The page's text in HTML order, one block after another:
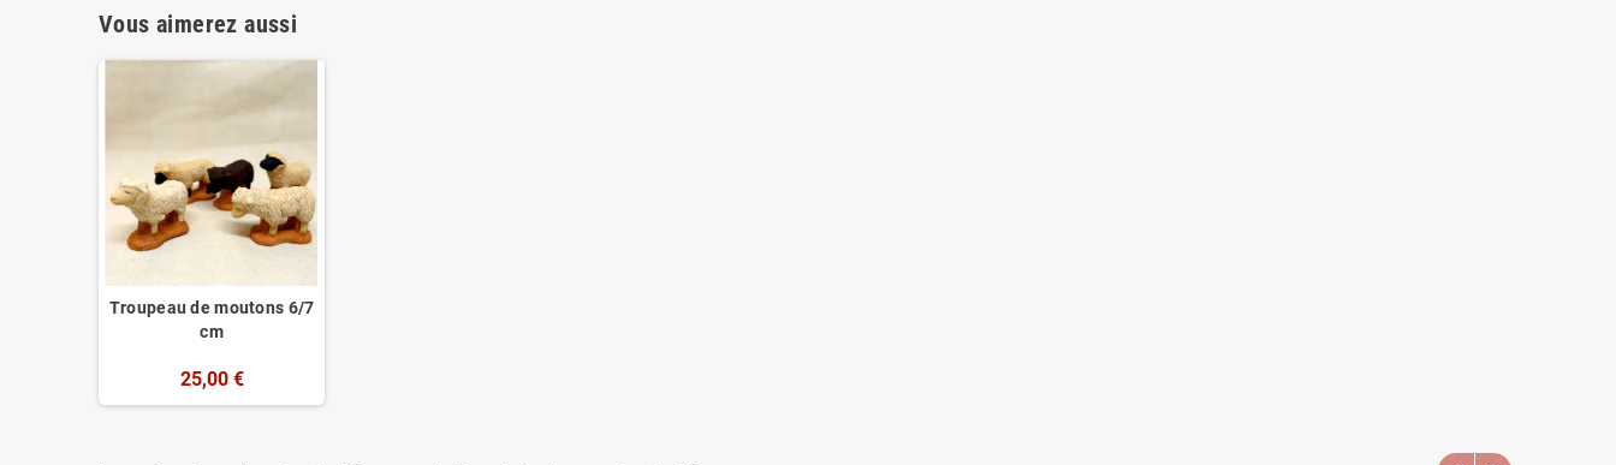
Vous aimerez aussi
Troupeau de moutons 6/7
cm
25,00 €